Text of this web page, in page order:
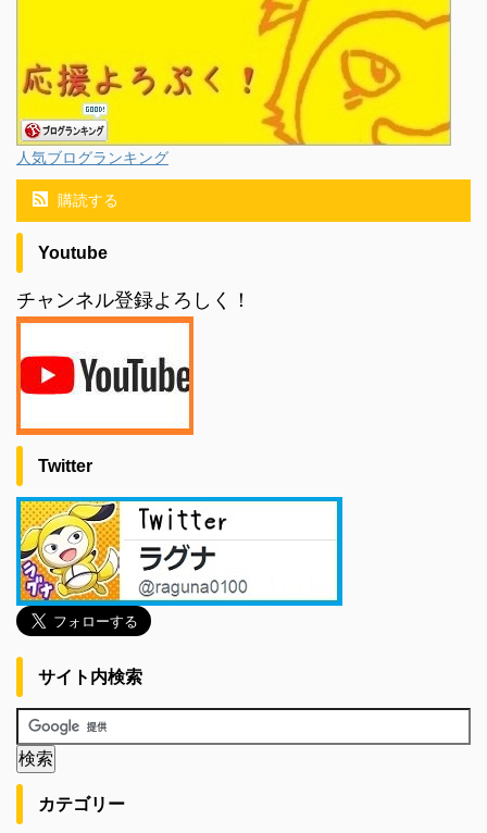
人気ブログランキング
購読する
Youtube
チャンネル登録よろしく！
Twitter
サイト内検索
カテゴリー